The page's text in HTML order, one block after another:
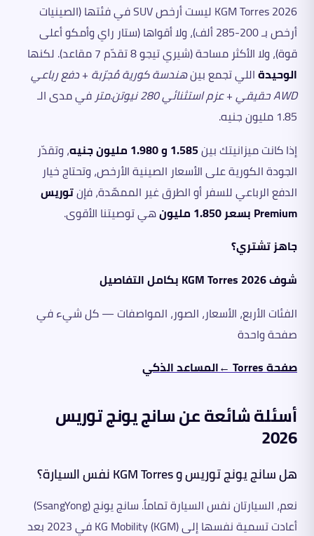
KGM Torres 2026 ليست أرخص SUV في فئتها (الصينيات
أرخص بـ 200-285 ألف)، ولا أقواها (ستار راي وأمكو أعلى
قوة)، ولا الأكثر مساحة (شيري تيجو 8 تقدّم 7 مقاعد). لكنها
الوحيدةاللي تجمع بينهندسة كورية مُجرّبة +دفع رباعي
AWD حقيقي
+عزم استثنائي 280 نيوتن.متر
في مدى الـ
1.85 مليون جنيه.
إذا كانت ميزانيتك بين1.585 و 1.980 مليون جنيه
، وتقدّر
الجودة الكورية على الأسعار الصينية الأرخص، وتحتاج خيار
الدفع الرباعي للسفر أو الطرق غير الممهّدة، فإنتوريس
Premium بسعر 1.850 مليون
هي توصيتنا الأقوى.
جاهز تشتري؟
شوف KGM Torres 2026 بكامل التفاصيل
الفئات الأربع، الأسعار، الصور، المواصفات — كل شيء في
صفحة واحدة
صفحة Torres ←
المساعد الذكي
أسئلة شائعة عن سانج يونج توريس
2026
هل سانج يونج توريس و KGM Torres نفس السيارة؟
نعم، السيارتان نفس السيارة تماماً. سانج يونج (SsangYong)
أعادت تسمية نفسها إلى KG Mobility (KGM) في 2023 بعد